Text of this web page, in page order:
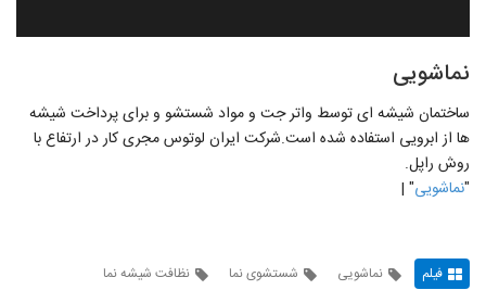
نماشویی
ساختمان شیشه ای توسط واتر جت و مواد شستشو و برای پرداخت شیشه
ها از ابرویی استفاده شده است.شرکت ایران لوتوس مجری کار در ارتفاع با
روش راپل.
"نماشویی" |
فیلم نماشویی شستشوی نما
نظافت شیشه نما